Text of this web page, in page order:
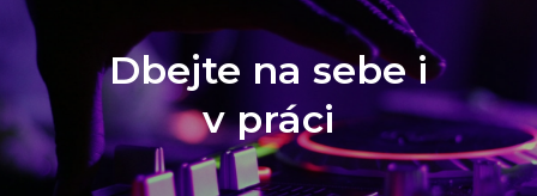
Dbejte na sebe i
v práci